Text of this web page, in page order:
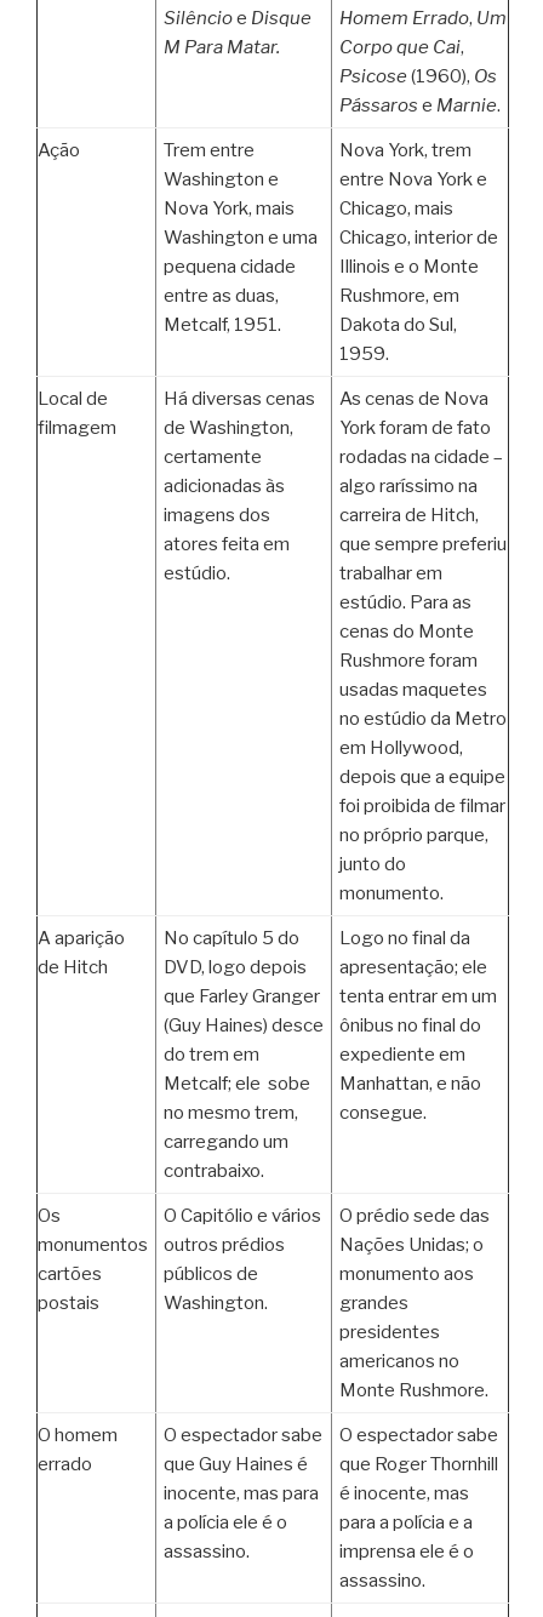
Silêncioe Disque
M Para Matar.
Homem Errado, Um
Corpo que Cai,
Psicose (1960), Os
Pássaros e Marnie.
Ação
Trem entre
Washington e
Nova York, mais
Washington e uma
pequena cidade
entre as duas,
Metcalf, 1951.
Nova York, trem
entre Nova York e
Chicago, mais
Chicago, interior de
Illinois e o Monte
Rushmore, em
Dakota do Sul,
1959.
Local de
filmagem
Há diversas cenas
de Washington,
certamente
adicionadas às
imagens dos
atores feita em
estúdio.
As cenas de Nova
York foram de fato
rodadas na cidade –
algo raríssimo na
carreira de Hitch,
que sempre preferiu
trabalhar em
estúdio. Para as
cenas do Monte
Rushmore foram
usadas maquetes
no estúdio da Metro
em Hollywood,
depois que a equipe
foi proibida de filmar
no próprio parque,
junto do
monumento.
A aparição
de Hitch
No capítulo 5 do
DVD, logo depois
que Farley Granger
(Guy Haines) desce
do trem em
Metcalf; ele sobe
no mesmo trem,
carregando um
contrabaixo.
Logo no final da
apresentação; ele
tenta entrar em um
ônibus no final do
expediente em
Manhattan, e não
consegue.
Os
monumentos
cartões
postais
O Capitólio e vários
outros prédios
públicos de
Washington.
O prédio sede das
Nações Unidas; o
monumento aos
grandes
presidentes
americanos no
Monte Rushmore.
O homem
errado
O espectador sabe
que Guy Haines é
inocente, mas para
a polícia ele é o
assassino.
O espectador sabe
que Roger Thornhill
é inocente, mas
para a polícia e a
imprensa ele é o
assassino.